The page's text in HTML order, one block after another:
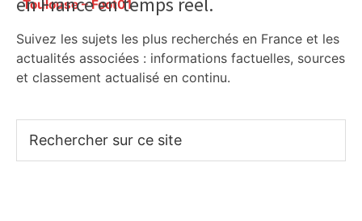
Toulouse – Foot01
Sidebar
Suivez les sujets les plus recherchés en France et les
actualités associées : informations factuelles, sources
et classement actualisé en continu.
sur